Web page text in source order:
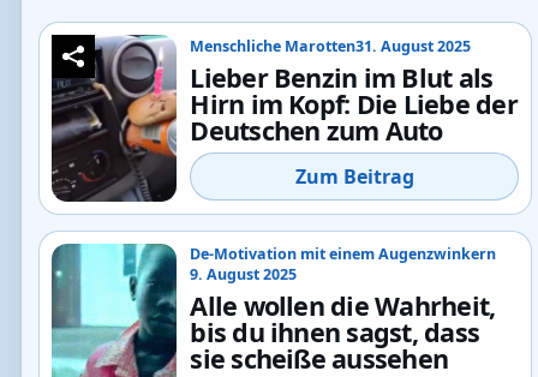
Menschliche Marotten31. August 2025
Lieber Benzin im Blut als
Hirn im Kopf: Die Liebe der
Deutschen zum Auto
Zum Beitrag
De-Motivation mit einem Augenzwinkern
9. August 2025
Alle wollen die Wahrheit,
bis du ihnen sagst, dass
sie scheiße aussehen